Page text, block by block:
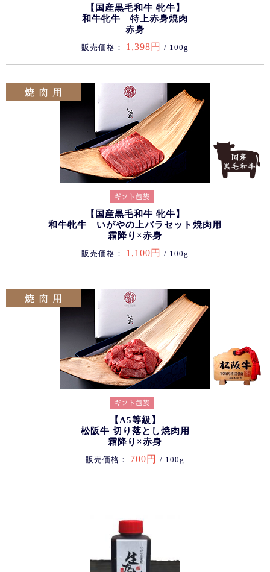
【国産黒毛和牛 牝牛】
和牛牝牛 特上赤身焼肉
赤身
販売価格： 1,398円 / 100g
【国産黒毛和牛 牝牛】
和牛牝牛 いがやの上バラセット焼肉用
霜降り×赤身
販売価格： 1,100円 / 100g
【A5等級】
松阪牛 切り落とし焼肉用
霜降り×赤身
販売価格： 700円 / 100g